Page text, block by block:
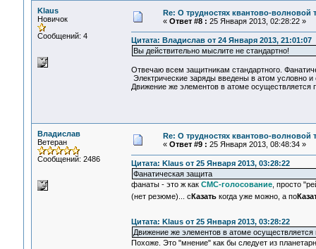
Klaus
Новичок
Сообщений: 4
Re: О трудностях квантово-волновой
« Ответ #8 : 25 Января 2013, 02:28:22 »
Цитата: Владислав от 24 Января 2013, 21:01:07
Вы действительно мыслите не стандартно!
Отвечаю всем защитникам стандартного.
Электрические заряды введены в атом условно и
Движение же элементов в атоме осуществляется
Владислав
Ветеран
Сообщений: 2486
Re: О трудностях квантово-волновой
« Ответ #9 : 25 Января 2013, 08:48:34 »
Цитата: Klaus от 25 Января 2013, 03:28:22
Фанатическая защита
фанаты - это ж как СМС-голосование, просто
(нет резюме)... с Казатькогда уже можно, а по
Цитата: Klaus от 25 Января 2013, 03:28:22
Движение же элементов в атоме
Похоже. Это "мнение" как бы следует из